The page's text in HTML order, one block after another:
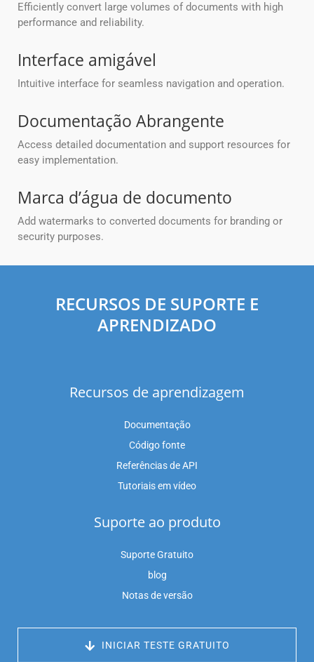
Efficiently convert large volumes of documents with high
performance and reliability.
Interface amigável
Intuitive interface for seamless navigation and operation.
Documentação Abrangente
Access detailed documentation and support resources for
easy implementation.
Marca d’água de documento
Add watermarks to converted documents for branding or
security purposes.
RECURSOS DE SUPORTE E
APRENDIZADO
Recursos de aprendizagem
Documentação
Código fonte
Referências de API
Tutoriais em vídeo
Suporte ao produto
Suporte Gratuito
blog
Notas de versão
INICIAR TESTE GRATUITO